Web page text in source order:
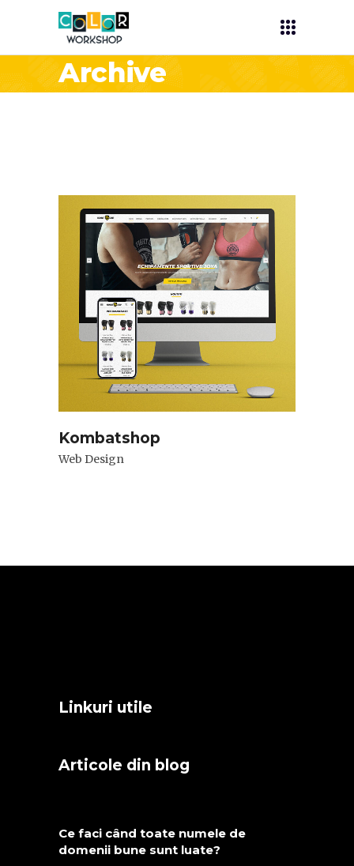
Archive
Kombatshop
Web Design
Linkuri utile
Articole din blog
Ce faci când toate numele de
domenii bune sunt luate?